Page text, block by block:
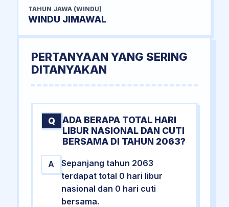
TAHUN JAWA (WINDU)
WINDU JIMAWAL
PERTANYAAN YANG SERING
DITANYAKAN
Q
ADA BERAPA TOTAL HARI
LIBUR NASIONAL DAN CUTI
BERSAMA DI TAHUN 2063?
A
Sepanjang tahun 2063
terdapat total 0 hari libur
nasional dan 0 hari cuti
bersama.